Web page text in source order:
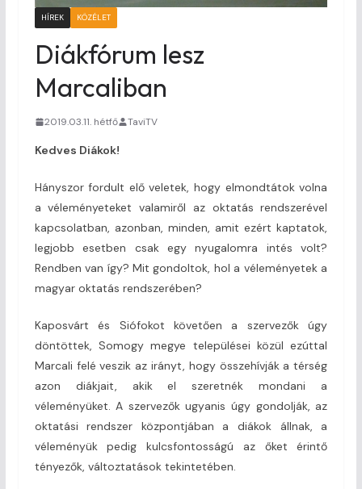
HÍREK KÖZÉLET
Diákfórum lesz
Marcaliban
2019.03.11. hétfő TaviTV
Kedves Diákok!
Hányszor fordult elő veletek, hogy elmondtátok volna
a véleményeteket valamiről az oktatás rendszerével
kapcsolatban, azonban, minden, amit ezért kaptatok,
legjobb esetben csak egy nyugalomra intés volt?
Rendben van így? Mit gondoltok, hol a véleményetek a
magyar oktatás rendszerében?
Kaposvárt és Siófokot követően a szervezők úgy
döntöttek, Somogy megye települései közül ezúttal
Marcali felé veszik az irányt, hogy összehívják a térség
azon diákjait, akik el szeretnék mondani a
véleményüket. A szervezők ugyanis úgy gondolják, az
oktatási rendszer központjában a diákok állnak, a
véleményük pedig kulcsfontosságú az őket érintő
tényezők, változtatások tekintetében.